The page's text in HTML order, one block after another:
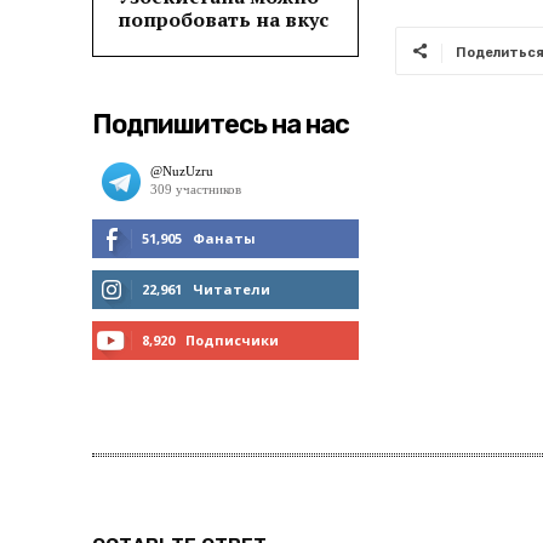
попробовать на вкус
Подпишитесь на нас
51,905 Фанаты
МНЕ НРАВИТСЯ
22,961 Читатели
8,920 Подписчики
Поделиться